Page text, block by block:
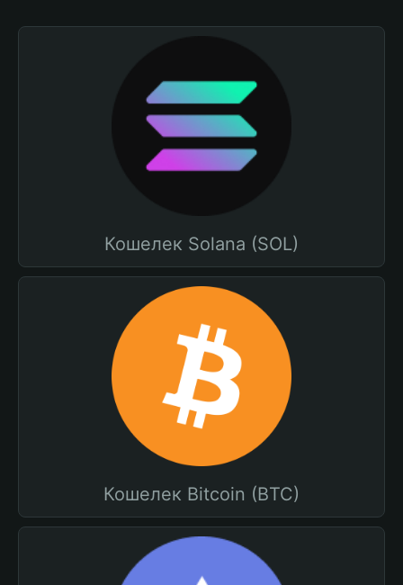
Кошелек Solana (SOL)
Кошелек Bitcoin (BTC)